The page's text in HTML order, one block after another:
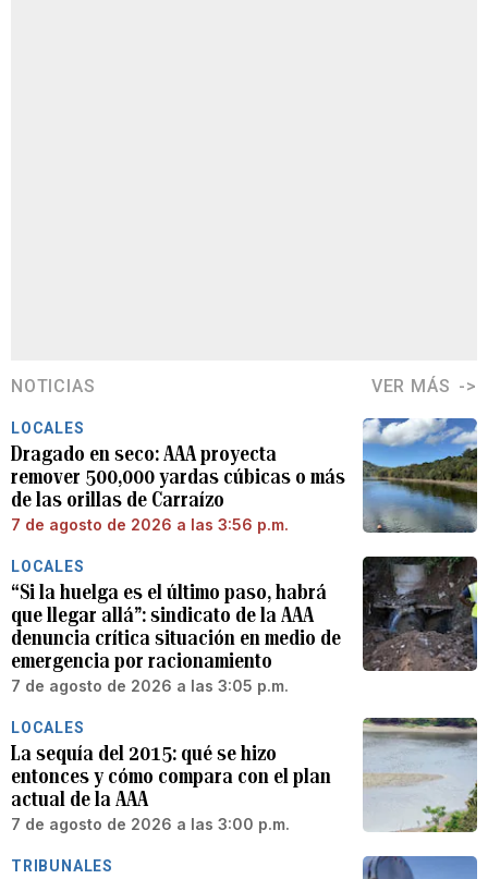
NOTICIAS VER MÁS
LOCALES
Dragado en seco: AAA proyecta
remover 500,000 yardas cúbicas o más
de las orillas de Carraízo
7 de agosto de 2026 a las 3:56 p.m.
LOCALES
“Si la huelga es el último paso, habrá
que llegar allá”: sindicato de la AAA
denuncia crítica situación en medio de
emergencia por racionamiento
7 de agosto de 2026 a las 3:05 p.m.
LOCALES
La sequía del 2015: qué se hizo
entonces y cómo compara con el plan
actual de la AAA
7 de agosto de 2026 a las 3:00 p.m.
TRIBUNALES